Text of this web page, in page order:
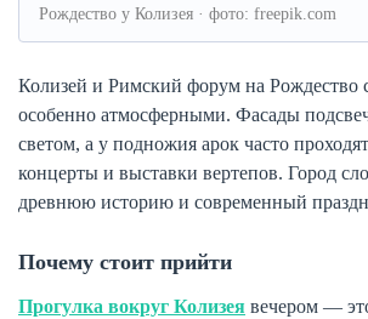
Рождество у Колизея · фото: freepik.com
Колизей и Римский форум на Рождество
особенно атмосферными. Фасады
светом, а у подножия арок часто
концерты и выставки вертепов. Город
древнюю историю и современный
Почему стоит прийти
Прогулка вокруг Колизея вечером —